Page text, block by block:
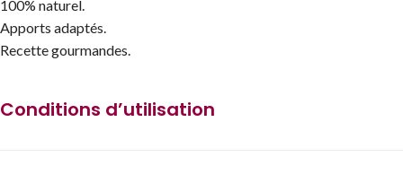
100% naturel.
Apports adaptés.
Recette gourmandes.
Conditions d’utilisation